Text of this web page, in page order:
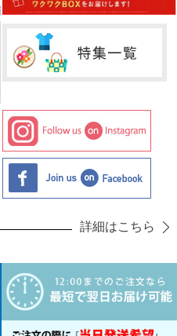
詳細はこちら